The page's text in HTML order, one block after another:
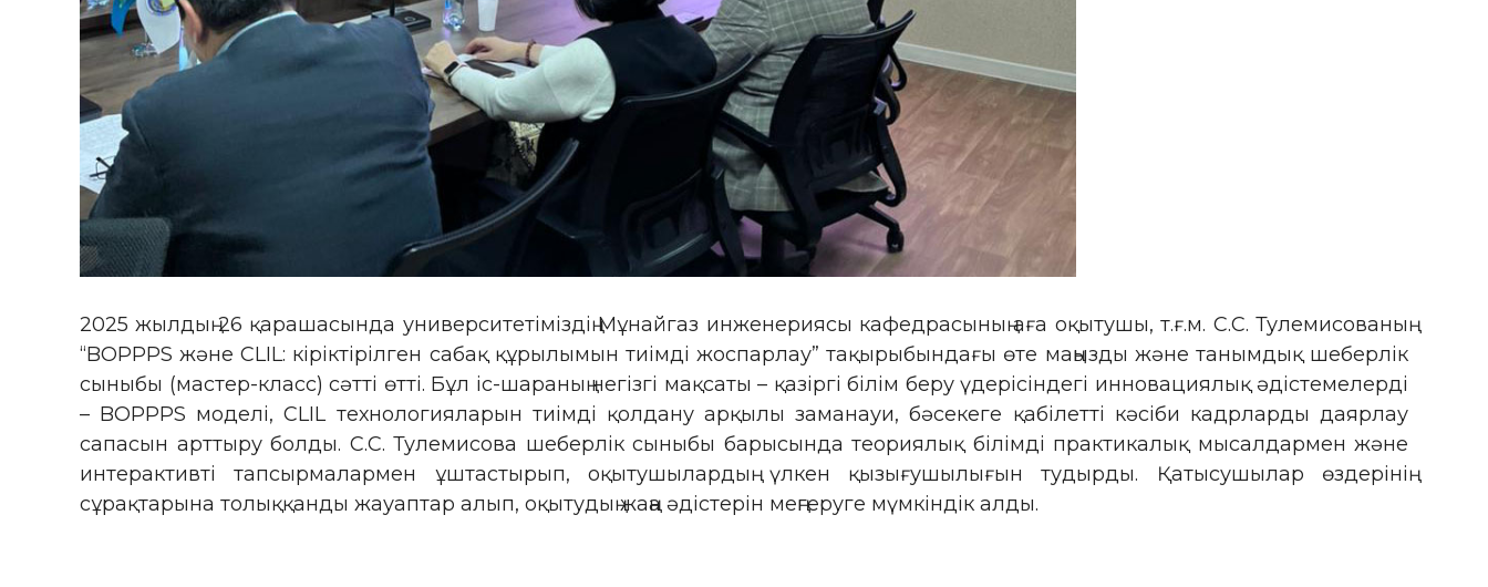
2025 жылдың 26 қарашасында университетіміздің Мұнайгаз инженериясы кафедрасының аға оқытушы, т.ғ.м. С.С. Тулемисованың
“BOPPPS және CLIL: кіріктірілген сабақ құрылымын тиімді жоспарлау” тақырыбындағы өте маңызды және танымдық шеберлік
сыныбы (мастер-класс) сәтті өтті. Бұл іс-шараның негізгі мақсаты – қазіргі білім беру үдерісіндегі инновациялық әдістемелерді
– BOPPPS моделі, CLIL технологияларын тиімді қолдану арқылы заманауи, бәсекеге қабілетті кәсіби кадрларды даярлау
сапасын арттыру болды. С.С. Тулемисова шеберлік сыныбы барысында теориялық білімді практикалық мысалдармен және
интерактивті тапсырмалармен ұштастырып, оқытушылардың үлкен қызығушылығын тудырды. Қатысушылар өздерінің
сұрақтарына толыққанды жауаптар алып, оқытудың жаңа әдістерін меңгеруге мүмкіндік алды.